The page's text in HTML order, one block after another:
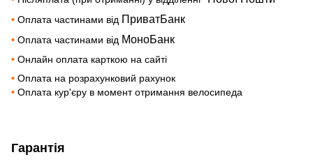
• Оплата частинами від ПриватБанк
• Оплата частинами від МоноБанк
• Онлайн оплата карткою на сайті
• Оплата на розрахунковий рахунок
• Оплата кур'єру в момент отримання велосипеда
Гарантія